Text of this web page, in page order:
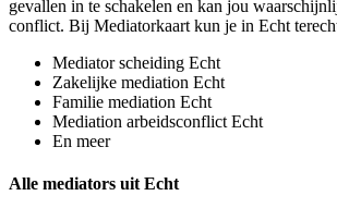
gevallen in te schakelen en kan jou
conflict. Bij Mediatorkaart kun je in Echt
Mediator scheiding Echt
Zakelijke mediation Echt
Familie mediation Echt
Mediation arbeidsconflict Echt
En meer
Alle mediators uit Echt